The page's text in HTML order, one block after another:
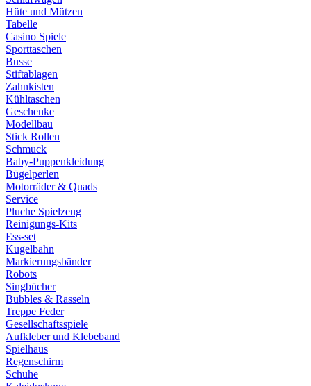
Hüte und Mützen
Tabelle
Casino Spiele
Sporttaschen
Busse
Stiftablagen
Zahnkisten
Kühltaschen
Geschenke
Modellbau
Stick Rollen
Schmuck
Baby-Puppenkleidung
Bügelperlen
Motorräder & Quads
Service
Pluche Spielzeug
Reinigungs-Kits
Ess-set
Kugelbahn
Markierungsbänder
Robots
Singbücher
Bubbles & Rasseln
Treppe Feder
Gesellschaftsspiele
Aufkleber und Klebeband
Spielhaus
Regenschirm
Schuhe